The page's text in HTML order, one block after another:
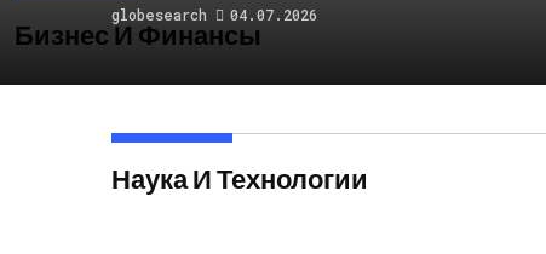
Бизнес И Финансы
globesearch 04.07.2026
Наука И Технологии